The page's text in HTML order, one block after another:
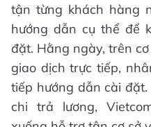
tận từng khách hàng
hướng dẫn cụ thể để
đặt. Hằng ngày, trên
giao dịch trực tiếp,
tiếp hướng dẫn cài
chi trả lương,